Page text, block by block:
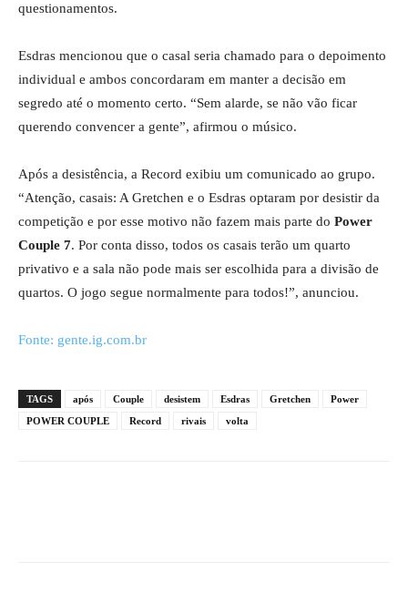
questionamentos.
Esdras mencionou que o casal seria chamado para o depoimento
individual e ambos concordaram em manter a decisão em
segredo até o momento certo. “Sem alarde, se não vão ficar
querendo convencer a gente”, afirmou o músico.
Após a desistência, a Record exibiu um comunicado ao grupo.
“Atenção, casais: A Gretchen e o Esdras optaram por desistir da
competição e por esse motivo não fazem mais parte do Power
Couple 7. Por conta disso, todos os casais terão um quarto
privativo e a sala não pode mais ser escolhida para a divisão de
quartos. O jogo segue normalmente para todos!”, anunciou.
Fonte: gente.ig.com.br
TAGS após Couple desistem Esdras Gretchen
Power
POWER COUPLE
Record rivais volta